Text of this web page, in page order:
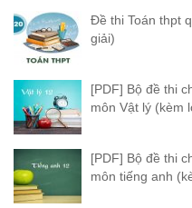
Đề thi Toán thpt
giải)
[PDF] Bộ đề thi
môn Vật lý (kèm
[PDF] Bộ đề thi
môn tiếng anh